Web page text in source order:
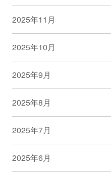
2025年11月
2025年10月
2025年9月
2025年8月
2025年7月
2025年6月